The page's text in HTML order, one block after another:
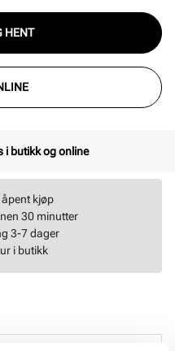
HENT
i butikk og online
kjøp
30 minutter
3-7 dager
i butikk